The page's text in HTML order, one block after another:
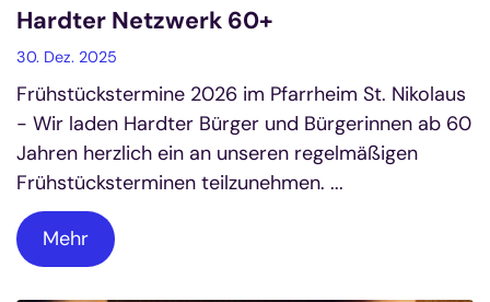
Hardter Netzwerk 60+
30. Dez. 2025
Frühstückstermine 2026 im Pfarrheim St. Nikolaus
- Wir laden Hardter Bürger und Bürgerinnen ab 60
Jahren herzlich ein an unseren regelmäßigen
Frühstücksterminen teilzunehmen. ...
Mehr